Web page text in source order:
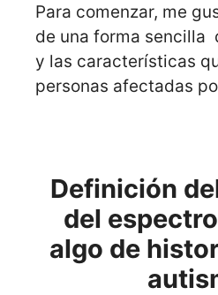
Para comenzar, me
de una forma sencilla
y las características
personas afectadas
Definición
del
algo de